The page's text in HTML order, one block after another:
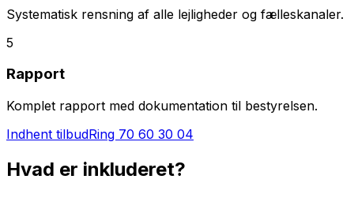
Systematisk rensning af alle lejligheder og fælleskanaler.
5
Rapport
Komplet rapport med dokumentation til bestyrelsen.
Indhent tilbudRing 70 60 30 04
Hvad er inkluderet?